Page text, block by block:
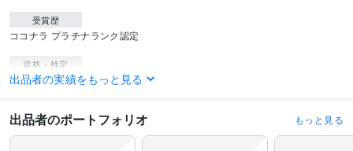
受賞歴
ココナラ プラチナランク認定
資格・検定
第二種情報処理技術者試験（合格率：15.5％）
Google タグ マネージャーの基礎コース
Google アナリティクス初級者向けコース
情報処理技術者（基本情報技術者）
出品者の実績をもっと見る
出品者のポートフォリオ もっと見る